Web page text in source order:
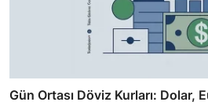
Gün Ortası Döviz Kurları: Dolar,